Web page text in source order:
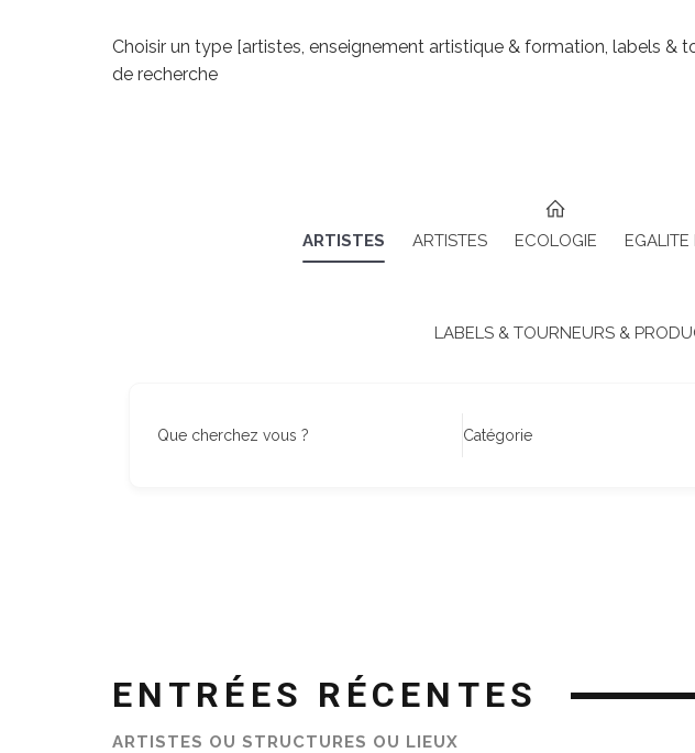
Choisir un type [artistes, enseignement artistique & formation, labels &
de recherche
ARTISTES ARTISTES ECOLOGIE EGALITE
LABELS & TOURNEURS &
Que cherchez vous ? Catégorie
ENTRÉES RÉCENTES
ARTISTES OU STRUCTURES OU LIEUX